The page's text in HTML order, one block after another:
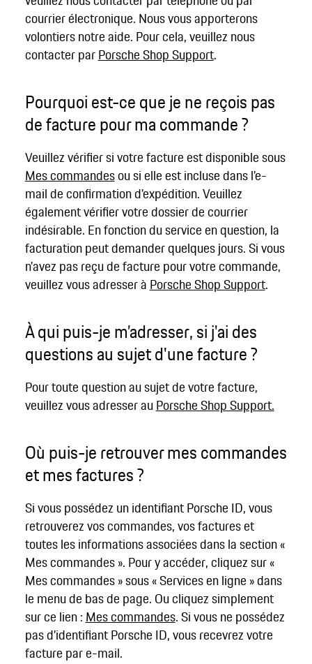
courrier électronique. Nous vous apporterons
volontiers notre aide. Pour cela, veuillez nous
contacter parPorsche Shop Support.
Pourquoi est-ce que je ne reçois pas
de facture pour ma commande ?
Veuillez vérifier si votre facture est disponible sous
Mes commandesou si elle est incluse dans l'e-
mail de confirmation d'expédition. Veuillez
également vérifier votre dossier de courrier
indésirable. En fonction du service en question, la
facturation peut demander quelques jours. Si vous
n'avez pas reçu de facture pour votre commande,
veuillez vous adresser à Porsche Shop Support.
À qui puis-je m’adresser, si j'ai des
questions au sujet d'une facture ?
Pour toute question au sujet de votre facture,
veuillez vous adresser auPorsche Shop Support.
Où puis-je retrouver mes commandes
et mes factures ?
Si vous possédez un identifiant Porsche ID, vous
retrouverez vos commandes, vos factures et
toutes les informations associées dans la section «
Mes commandes ». Pour y accéder, cliquez sur «
Mes commandes » sous « Services en ligne » dans
le menu de bas de page. Ou cliquez simplement
sur ce lien : Mes commandes. Si vous ne possédez
pas d’identifiant Porsche ID, vous recevrez votre
facture par e-mail.